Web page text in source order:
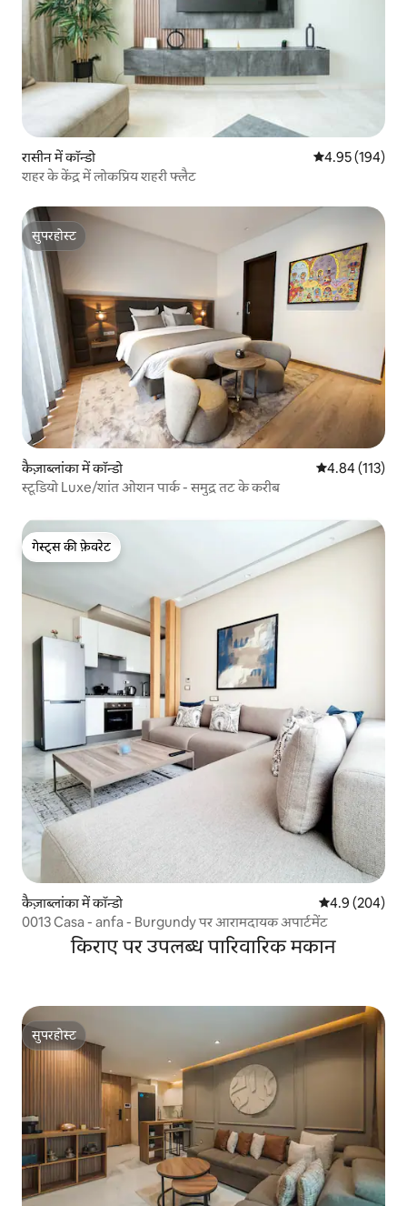
रासीन में कॉन्डो औसत रेटिंग 5 में से
4.95 (194)
शहर के केंद्र में लोकप्रिय शहरी फ्लैट
सुपरहोस्ट
सुपरहोस्ट
कैज़ाब्लांका में कॉन्डो औसत रेटिंग 5 में से
4.84 (113)
स्टूडियो Luxe/शांत ओशन पार्क - समुद्र तट के करीब
गेस्ट्स की फ़ेवरेट
गेस्ट्स की फ़ेवरेट
कैज़ाब्लांका में कॉन्डो औसत रेटिंग 5 में
4.9 (204)
0013 Casa - anfa - Burgundy पर आरामदायक अपार्टमेंट
किराए पर उपलब्ध पारिवारिक मकान
सुपरहोस्ट
सुपरहोस्ट